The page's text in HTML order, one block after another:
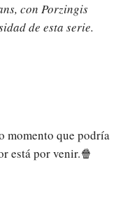
con Porzingis
de esta serie.
momento que podría
está por venir.🍿